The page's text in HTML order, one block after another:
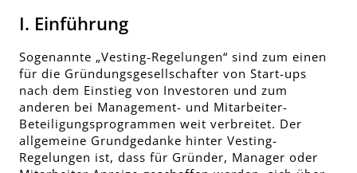
I. Einführung
Sogenannte „Vesting-Regelungen“ sind zum einen
für die Gründungsgesellschafter von Start-ups
nach dem Einstieg von Investoren und zum
anderen bei Management- und Mitarbeiter-
Beteiligungsprogrammen weit verbreitet. Der
allgemeine Grundgedanke hinter Vesting-
Regelungen ist, dass für Gründer, Manager oder